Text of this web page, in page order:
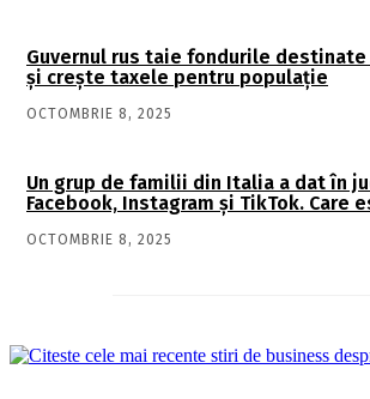
Guvernul rus taie fondurile
și crește taxele pentru populație
OCTOMBRIE 8, 2025
Un grup de familii din Italia a dat în
Facebook, Instagram și TikTok. Care
OCTOMBRIE 8, 2025